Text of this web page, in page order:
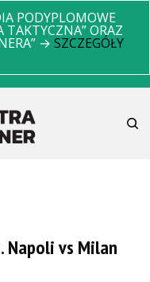
PODYPLOMOWE
TAKTYCZNA” ORAZ
→ SZCZEGÓŁY
Napoli vs Milan